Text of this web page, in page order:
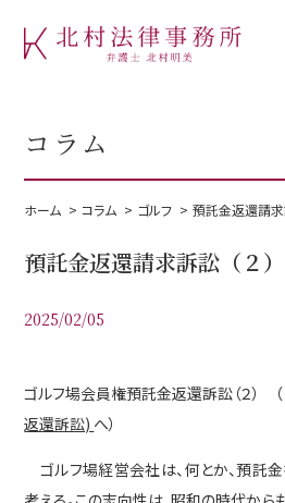
取扱分
ゴルフ預託金返
コラム
ホーム コラム ゴルフ 預託金返還請求
預託金返還請求訴訟（２）
2025/02/05
ゴルフ場会員権預託金返還訴訟（２） （
返還訴訟) へ）
ゴルフ場経営会社は、何とか、預託